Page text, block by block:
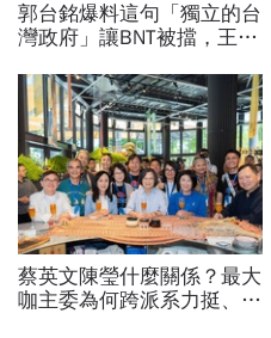
郭台銘爆料這句「獨立的台
灣政府」讓BNT被擋，王必
董的信不是這樣寫
蔡英文陳瑩什麼關係？最大
咖主委為何跨派系力挺、連